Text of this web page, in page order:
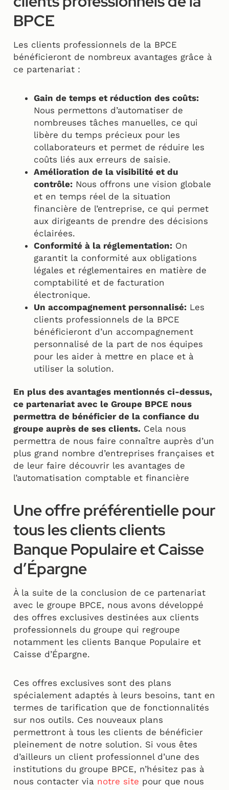
BPCE
Les clients professionnels de la BPCE
bénéficieront de nombreux avantages grâce à
ce partenariat :
Gain de temps et réduction des coûts:
Nous permettons d’automatiser de
nombreuses tâches manuelles, ce qui
libère du temps précieux pour les
collaborateurs et permet de réduire les
coûts liés aux erreurs de saisie.
Amélioration de la visibilité et du
contrôle: Nous offrons une vision globale
et en temps réel de la situation
financière de l’entreprise, ce qui permet
aux dirigeants de prendre des décisions
éclairées.
Conformité à la réglementation: On
garantit la conformité aux obligations
légales et réglementaires en matière de
comptabilité et de facturation
électronique.
Un accompagnement personnalisé: Les
clients professionnels de la BPCE
bénéficieront d’un accompagnement
personnalisé de la part de nos équipes
pour les aider à mettre en place et à
utiliser la solution.
En plus des avantages mentionnés ci-dessus,
ce partenariat avec le Groupe BPCE nous
permettra de bénéficier de la confiance du
groupe auprès de ses clients. Cela nous
permettra de nous faire connaître auprès d’un
plus grand nombre d’entreprises françaises et
de leur faire découvrir les avantages de
l’automatisation comptable et financière
Une offre préférentielle pour
tous les clients clients
Banque Populaire et Caisse
d’Épargne
À la suite de la conclusion de ce partenariat
avec le groupe BPCE, nous avons développé
des offres exclusives destinées aux clients
professionnels du groupe qui regroupe
notamment les clients Banque Populaire et
Caisse d’Épargne.
Ces offres exclusives sont des plans
spécialement adaptés à leurs besoins, tant en
termes de tarification que de fonctionnalités
sur nos outils. Ces nouveaux plans
permettront à tous les clients de bénéficier
pleinement de notre solution. Si vous êtes
d’ailleurs un client professionnel d’une des
institutions du groupe BPCE, n’hésitez pas à
nous contacter via notre site pour que nous